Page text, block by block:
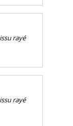
rayé
rayé